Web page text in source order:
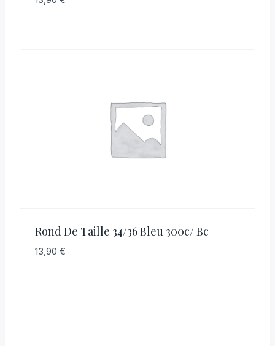
Rond De Taille 34/36 Bleu 300c/ Bc
13,90 €